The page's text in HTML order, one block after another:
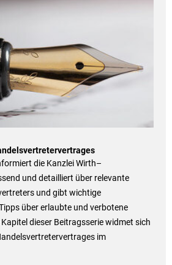
die Kanzlei Wirth–
und detailliert über relevante
und gibt wichtige
über erlaubte und verbotene
dieser Beitragsserie widmet sich
im